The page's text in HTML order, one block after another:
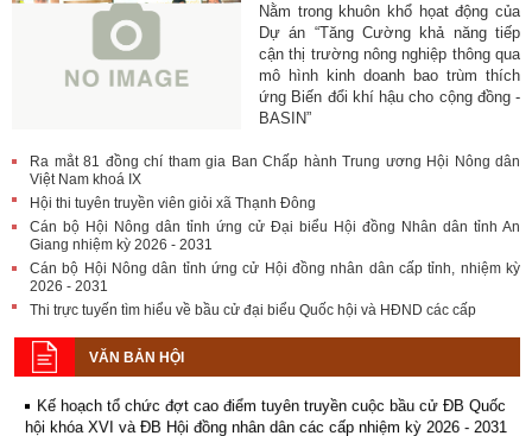
Nằm trong khuôn khổ họat động của
Dự án “Tăng Cường khả năng tiếp
cận thị trường nông nghiệp thông qua
mô hình kinh doanh bao trùm thích
ứng Biến đổi khí hậu cho cộng đồng -
BASIN”
Ra mắt 81 đồng chí tham gia Ban Chấp hành Trung ương Hội Nông dân
Việt Nam khoá IX
Hội thi tuyên truyền viên giỏi xã Thạnh Đông
Cán bộ Hội Nông dân tỉnh ứng cử Đại biểu Hội đồng Nhân dân tỉnh An
Giang nhiệm kỳ 2026 - 2031
Cán bộ Hội Nông dân tỉnh ứng cử Hội đồng nhân dân cấp tỉnh, nhiệm kỳ
2026 - 2031
Thi trực tuyến tìm hiểu về bầu cử đại biểu Quốc hội và HĐND các cấp
VĂN BẢN HỘI
Kế hoạch tổ chức Hội chợ triển lãm Nông nghiệp - Thương mại sản
Kế hoạch tổ chức đợt cao điểm tuyên truyền cuộc bầu cử ĐB Quốc
hội khóa XVI và ĐB Hội đồng nhân dân các cấp nhiệm kỳ 2026 - 2031